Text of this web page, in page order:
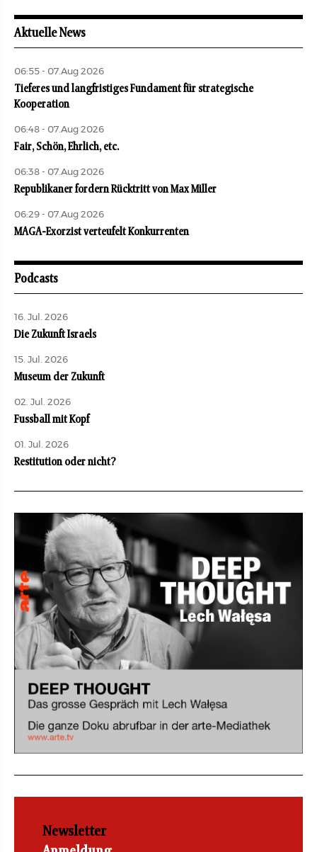
revue juive aufbau
Aktuelle News
06:55 - 07.Aug 2026
Tieferes und langfristiges Fundament für strategische
Kooperation
06:48 - 07.Aug 2026
Fair, Schön, Ehrlich, etc.
06:38 - 07.Aug 2026
Republikaner fordern Rücktritt von Max Miller
06:29 - 07.Aug 2026
MAGA-Exorzist verteufelt Konkurrenten
Podcasts
16. Jul. 2026
Die Zukunft Israels
15. Jul. 2026
Museum der Zukunft
02. Jul. 2026
Fussball mit Kopf
01. Jul. 2026
Restitution oder nicht?
Newsletter